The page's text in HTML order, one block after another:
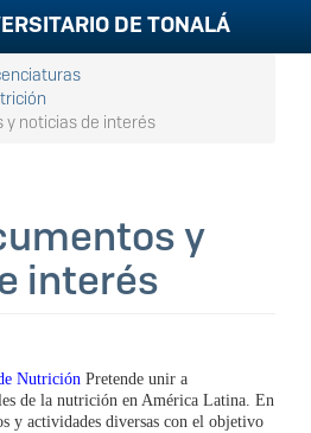
DE TONALÁ
y noticias de interés
y
interés
Nutrición Pretende unir a
de la nutrición en América Latina. En
y actividades diversas con el objetivo